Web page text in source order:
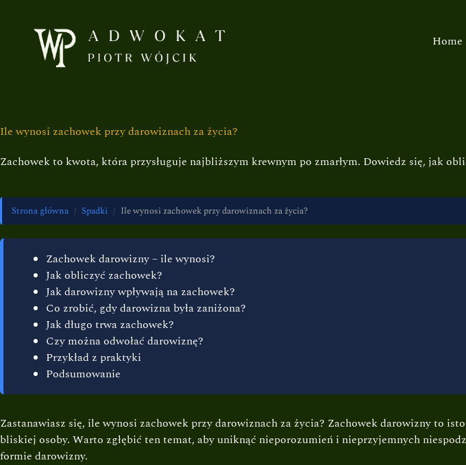
Home
Ile wynosi zachowek przy darowiznach za życia?
Zachowek to kwota, która przysługuje najbliższym krewnym po zmarłym. Dowiedz się, jak
Strona główna / Spadki / Ile wynosi zachowek przy darowiznach za życia?
Zachowek darowizny – ile wynosi?
Jak obliczyć zachowek?
Jak darowizny wpływają na zachowek?
Co zrobić, gdy darowizna była zaniżona?
Jak długo trwa zachowek?
Czy można odwołać darowiznę?
Przykład z praktyki
Podsumowanie
Zastanawiasz się, ile wynosi zachowek przy darowiznach za życia? Zachowek darowizny to
bliskiej osoby. Warto zgłębić ten temat, aby uniknąć nieporozumień i nieprzyjemnych
formie darowizny.